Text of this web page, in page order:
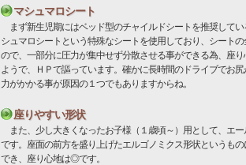
マシュマロシート
まず新生児期にはベッド型のチャイルドシートを推奨して
シュマロシートという特殊なシートを使用しており、シート
ので、一部分に圧力が集中せず分散させる事ができる為、座
ようで、ＨＰで謳っています。確かに長時間のドライブでお
力がかかる事が原因の１つでもありますからね。
座りやすい形状
また、少し大きくなったお子様（１歳頃～）用として、エ
です。座面の前方を盛り上げたエルゴノミクス形状というも
でき、座り心地は◎です。